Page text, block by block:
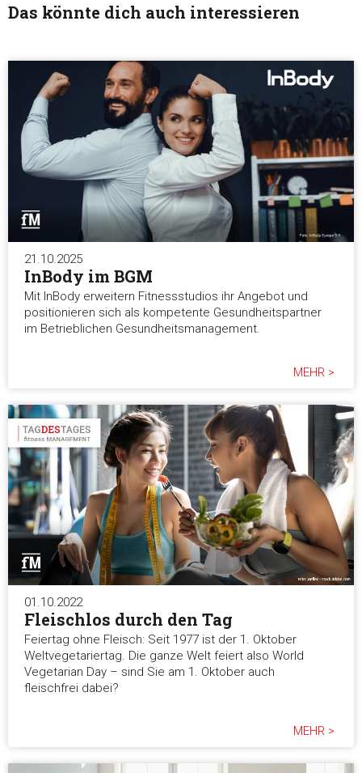
Das könnte dich auch interessieren
21.10.2025
InBody im BGM
Mit InBody erweitern Fitnessstudios ihr Angebot und
positionieren sich als kompetente Gesundheitspartner
im Betrieblichen Gesundheitsmanagement.
MEHR >
01.10.2022
Fleischlos durch den Tag
Feiertag ohne Fleisch: Seit 1977 ist der 1. Oktober
Weltvegetariertag. Die ganze Welt feiert also World
Vegetarian Day – sind Sie am 1. Oktober auch
fleischfrei dabei?
MEHR >